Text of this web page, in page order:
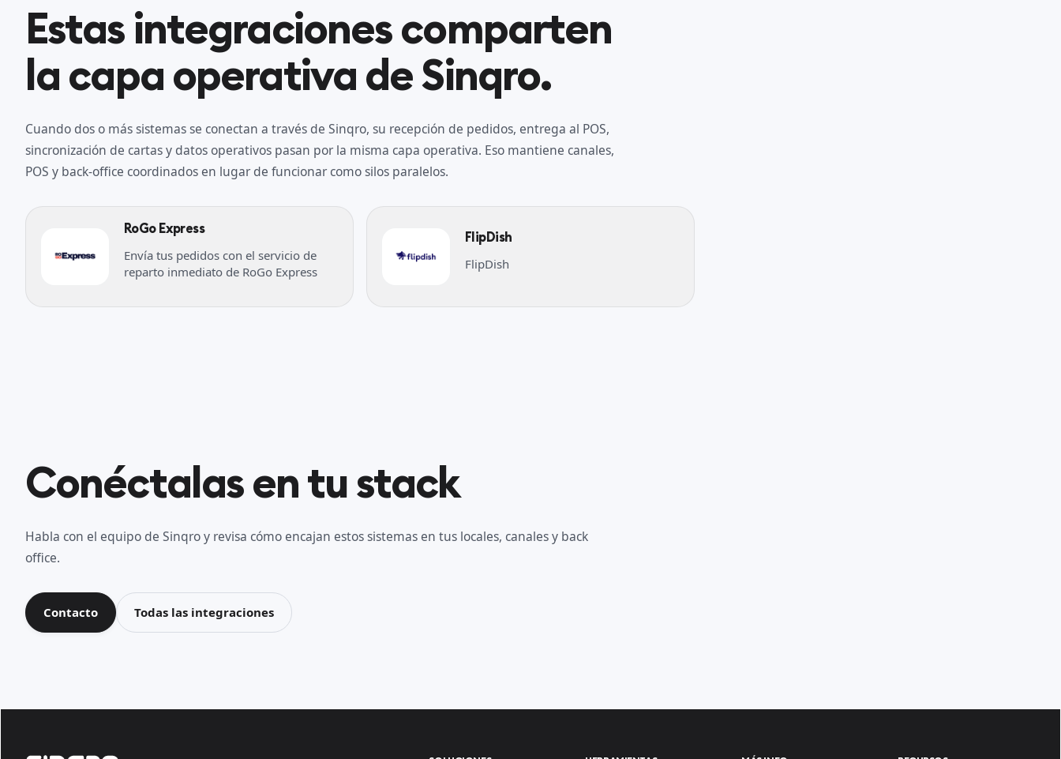
Estas integraciones comparten
la capa operativa de Sinqro.
Cuando dos o más sistemas se conectan a través de Sinqro, su recepción de pedidos, entrega al POS,
sincronización de cartas y datos operativos pasan por la misma capa operativa. Eso mantiene canales,
POS y back-office coordinados en lugar de funcionar como silos paralelos.
RoGo Express
Envía tus pedidos con el servicio de
reparto inmediato de RoGo Express
FlipDish
FlipDish
Conéctalas en tu stack
Habla con el equipo de Sinqro y revisa cómo encajan estos sistemas en tus locales, canales y back
office.
Contacto Todas las integraciones